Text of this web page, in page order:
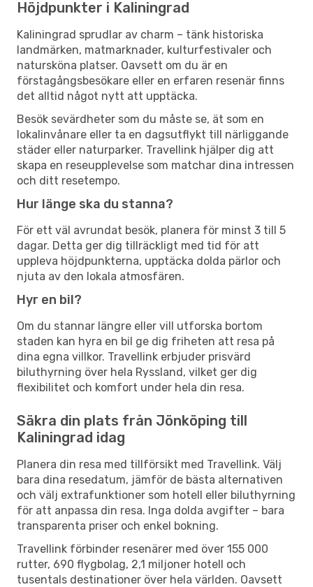
Höjdpunkter i Kaliningrad
Kaliningrad sprudlar av charm – tänk historiska
landmärken, matmarknader, kulturfestivaler och
natursköna platser. Oavsett om du är en
förstagångsbesökare eller en erfaren resenär finns
det alltid något nytt att upptäcka.
Besök sevärdheter som du måste se, ät som en
lokalinvånare eller ta en dagsutflykt till närliggande
städer eller naturparker. Travellink hjälper dig att
skapa en reseupplevelse som matchar dina intressen
och ditt resetempo.
Hur länge ska du stanna?
För ett väl avrundat besök, planera för minst 3 till 5
dagar. Detta ger dig tillräckligt med tid för att
uppleva höjdpunkterna, upptäcka dolda pärlor och
njuta av den lokala atmosfären.
Hyr en bil?
Om du stannar längre eller vill utforska bortom
staden kan hyra en bil ge dig friheten att resa på
dina egna villkor. Travellink erbjuder prisvärd
biluthyrning över hela Ryssland, vilket ger dig
flexibilitet och komfort under hela din resa.
Säkra din plats från Jönköping till
Kaliningrad idag
Planera din resa med tillförsikt med Travellink. Välj
bara dina resedatum, jämför de bästa alternativen
och välj extrafunktioner som hotell eller biluthyrning
för att anpassa din resa. Inga dolda avgifter – bara
transparenta priser och enkel bokning.
Travellink förbinder resenärer med över 155 000
rutter, 690 flygbolag, 2,1 miljoner hotell och
tusentals destinationer över hela världen. Oavsett